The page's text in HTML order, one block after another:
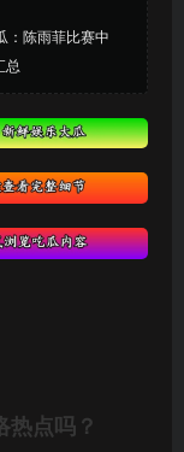
：陈雨菲比赛中
总
热点吗？